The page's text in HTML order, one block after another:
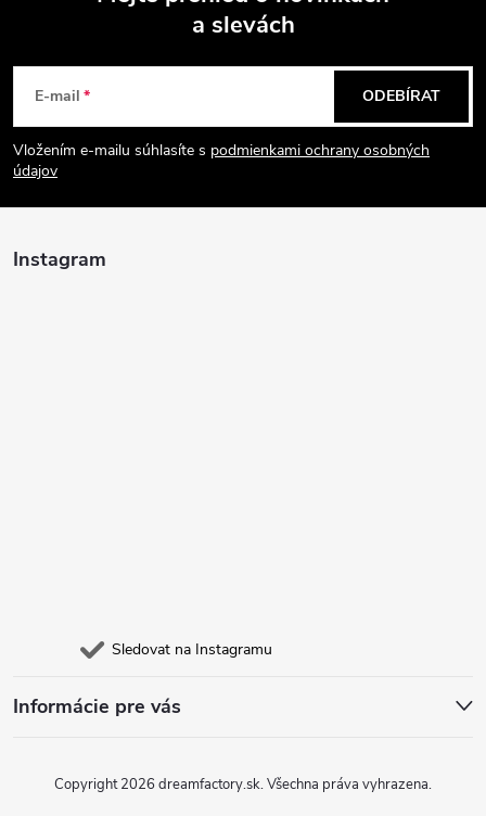
p
a
a slevách
E-mail
Vložením e-mailu súhlasíte s podmienkami ochrany osobných
údajov
ODEBÍRAT
Instagram
Sledovat na Instagramu
Informácie pre vás
Copyright 2026 dreamfactory.sk. Všechna práva vyhrazena.